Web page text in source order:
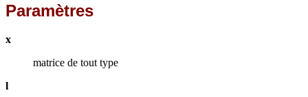
Paramètres
x
matrice de tout type
l